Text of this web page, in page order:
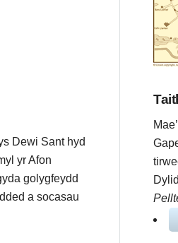
Dewi Sant hyd
yr Afon
golygfeydd
a socasau